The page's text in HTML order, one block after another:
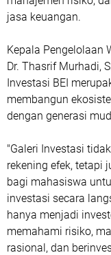
jasa keuangan.
Kepala Pengelolaan
Dr. Thasrif Murhadi,
Investasi BEI
membangun
dengan generasi
"Galeri Investasi
rekening efek, tetapi
bagi mahasiswa
investasi secara
hanya menjadi
memahami risiko,
rasional, dan